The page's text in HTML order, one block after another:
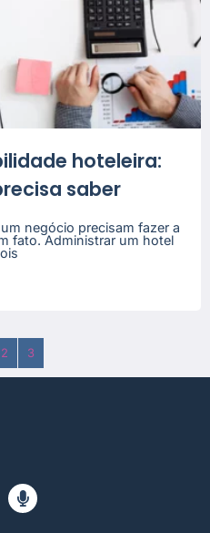
hoteleira:
saber
negócio precisam fazer a
fato. Administrar um hotel
2 3